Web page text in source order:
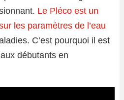
Le Pléco est un
les paramètres de l’eau
C’est pourquoi il est
débutants en